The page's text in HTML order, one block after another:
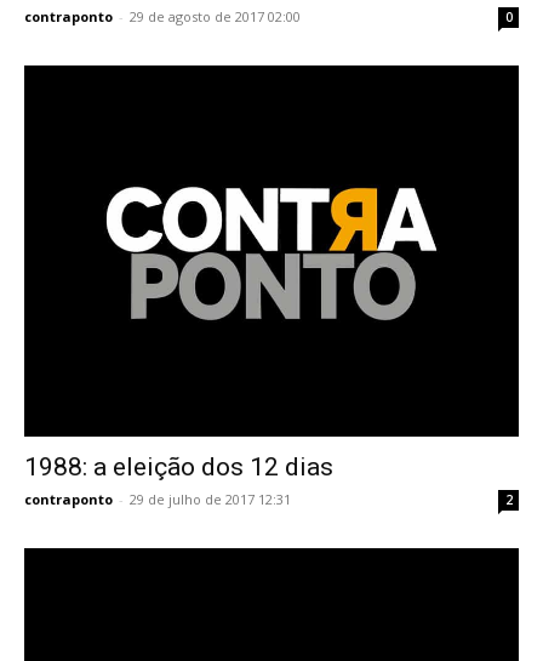
contraponto - 29 de agosto de 2017 02:00 0
1988: a eleição dos 12 dias
contraponto - 29 de julho de 2017 12:31 2